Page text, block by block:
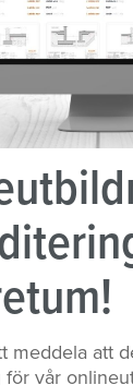
meddela att
för vår